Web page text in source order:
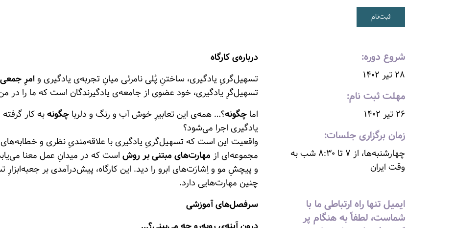
ثبت‌نام
شروع دوره:
۲۸ تیر ۱۴۰۲
مهلت ثبت نام:
۲۶ تیر ۱۴۰۲
زمان برگزاری جلسات:
چهارشنبه‌ها، از ۷ تا ۸:۳۰ شب به
وقت ایران
ایمیل تنها راه ارتباطی ما با
شماست، لطفاً به هنگام پر
درباره‌ی کارگاه
تسهیل‌گریِ یادگیری، ساختنِ پُلی نامرئی میانِ تجربه‌ی یادگیری و امرِ جمعی
تسهیل‌گرِ یادگیری، خود عضوی از جامعه‌ی یادگیرندگان‌ است که ما را در
اما چگونه؟… همه‌ی این تعابیرِ خوش‌ آب و رنگ و دلربا چگونهبه کار
یادگیری اجرا می‌شود؟
واقعیت این است‌ که تسهیل‌گریِ یادگیری با علاقه‌مندیِ نظری و
مجموعه‌ای از مهارت‌های مبتنی بر روش است که در میدانِ عمل معنا
و پیچشِ مو و اِشارَت‌های ابرو را دید. این کارگاه، پیش‌درآمدی بر
چنین مهارت‌هایی دارد.
سرفصل‌های آموزشی